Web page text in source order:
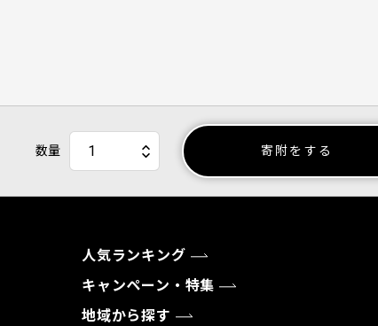
数量 寄附をする
人気ランキング
キャンペーン・特集
地域から探す